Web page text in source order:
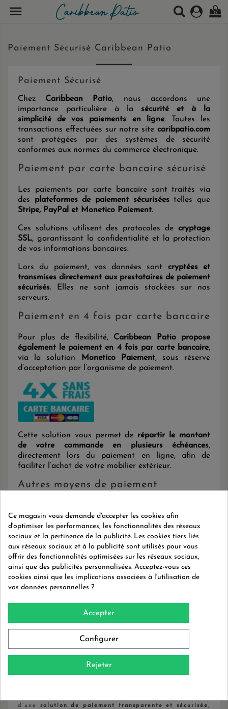
 0
Paiement Sécurisé Caribbean Patio
Paiement Sécurisé
Chez Caribbean Patio, nous accordons une
importance particulière à la sécurité et à la
simplicité de vos paiements en ligne. Toutes les
transactions effectuées sur notre site caribpatio.com
sont protégées par des systèmes de sécurité
conformes aux normes du commerce électronique.
Paiement par carte bancaire sécurisé
Les paiements par carte bancaire sont traités via
des plateformes de paiement sécuriséestelles que
Stripe, PayPal et Monetico Paiement.
Ces solutions utilisent des protocoles de cryptage
SSL, garantissant la confidentialité et la protection
de vos informations bancaires.
Lors du paiement, vos données sont cryptées et
transmises directement aux prestataires de paiement
sécurisés. Elles ne sont jamais stockées sur nos
serveurs.
Paiement en 4 fois par carte bancaire
Pour plus de flexibilité, Caribbean Patio propose
également le paiement en 4 fois par carte bancaire,
via la solution
Monetico Paiement, sous réserve
d’acceptation par l’organisme de paiement.
Cette solution vous permet de répartir le montant
de votre commande en plusieurs échéances,
directement lors du paiement en ligne, afin de
faciliter l’achat de votre mobilier extérieur.
Autres moyens de paiement
de paiement sont disponibles :
Carte bancaire Visa et Mastercard
PayPal
Virement bancaire
Chèque (banque française uniquement)
Pour des raisons techniques,
Express ne sont actuellement pas acceptées
Une expérience d’achat en toute
confiance
Caribbean Patio
d’une solution de paiement transparente et sécurisée,
Ce magasin vous demande d'accepter les cookies afin
d'optimiser les performances, les fonctionnalités des réseaux
sociaux et la pertinence de la publicité. Les cookies tiers liés
aux réseaux sociaux et à la publicité sont utilisés pour vous
offrir des fonctionnalités optimisées sur les réseaux sociaux,
ainsi que des publicités personnalisées. Acceptez-vous ces
cookies ainsi que les implications associées à l'utilisation de
vos données personnelles ?
Accepter
Configurer
Rejeter